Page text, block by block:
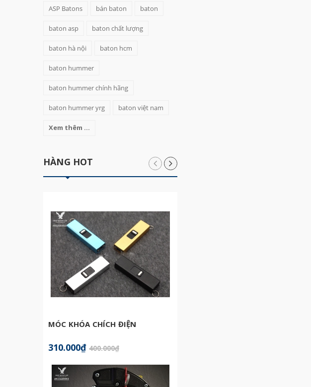
ASP Batons bán baton baton
baton asp baton chất lượng
baton hà nội baton hcm
baton hummer
baton hummer chính hãng
baton hummer yrg baton việt nam
Xem thêm ...
HÀNG HOT
MÓC KHÓA CHÍCH ĐIỆN
310.000₫ 400.000₫